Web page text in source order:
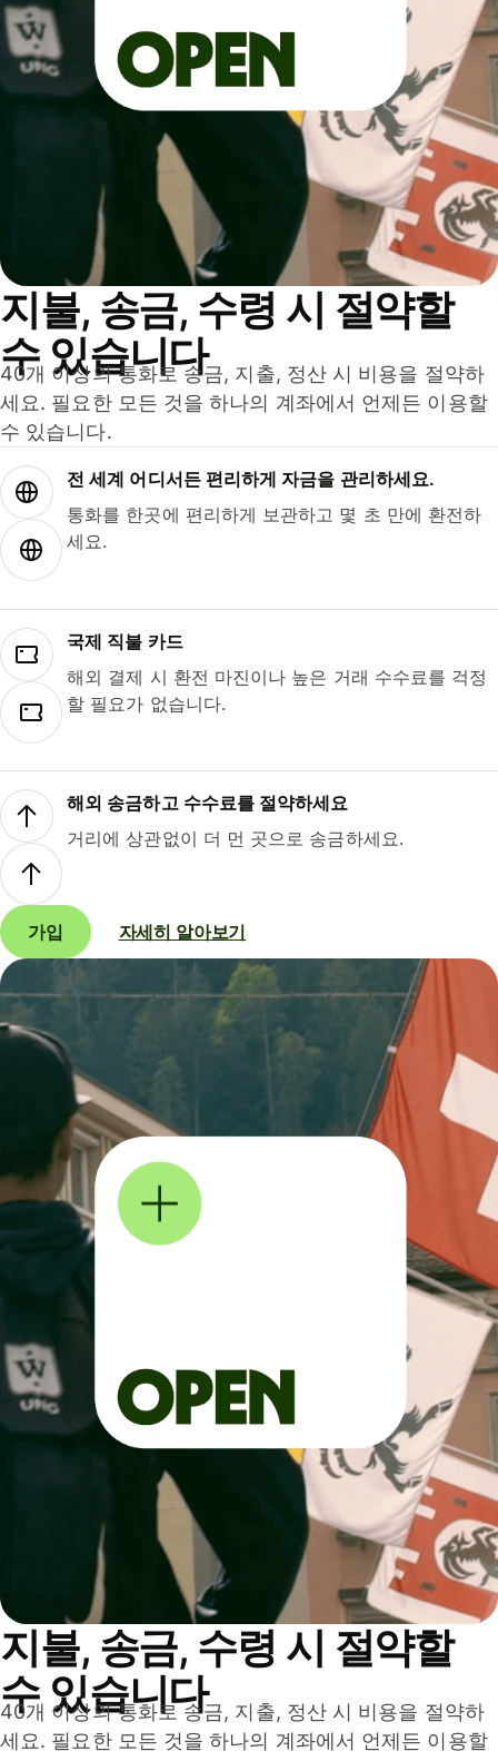
지불, 송금, 수령 시 절약할
수 있습니다
40개 이상의 통화로 송금, 지출, 정산 시 비용을 절약하
세요. 필요한 모든 것을 하나의 계좌에서 언제든 이용할
수 있습니다.
전 세계 어디서든 편리하게 자금을 관리하세요.
통화를 한곳에 편리하게 보관하고 몇 초 만에 환전하
세요.
국제 직불 카드
해외 결제 시 환전 마진이나 높은 거래 수수료를 걱정
할 필요가 없습니다.
해외 송금하고 수수료를 절약하세요
거리에 상관없이 더 먼 곳으로 송금하세요.
가입 자세히 알아보기
지불, 송금, 수령 시 절약할
수 있습니다
40개 이상의 통화로 송금, 지출, 정산 시 비용을 절약하
세요. 필요한 모든 것을 하나의 계좌에서 언제든 이용할